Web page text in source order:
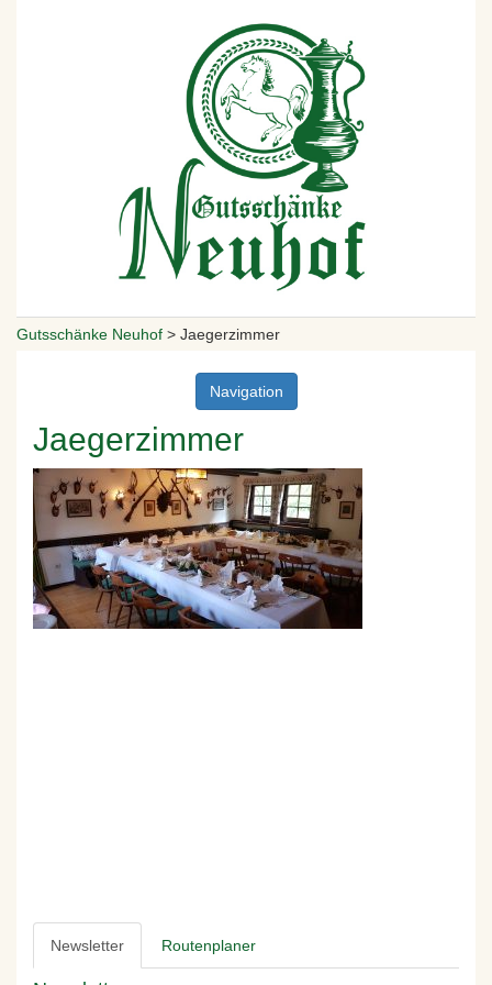
Gutsschänke Neuhof > Jaegerzimmer
Navigation
Jaegerzimmer
Newsletter Routenplaner